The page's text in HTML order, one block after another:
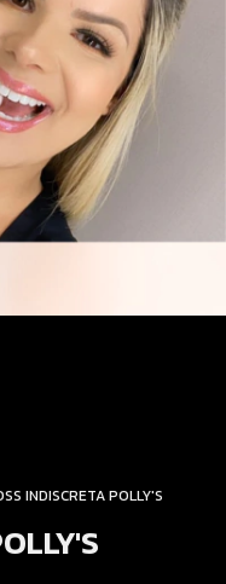
INDISCRETA POLLY'S